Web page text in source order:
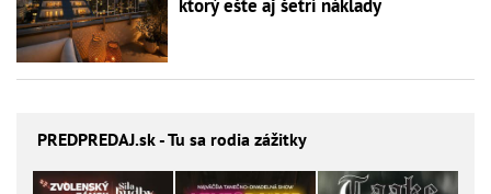
ktorý ešte aj šetrí náklady
PREDPREDAJ.sk - Tu sa rodia zážitky